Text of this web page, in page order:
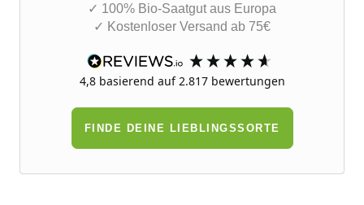
✓ 100% Bio-Saatgut aus Europa
✓ Kostenloser Versand ab 75€
4,8 basierend auf 2.817bewertungen
FINDE DEINE LIEBLINGSSORTE